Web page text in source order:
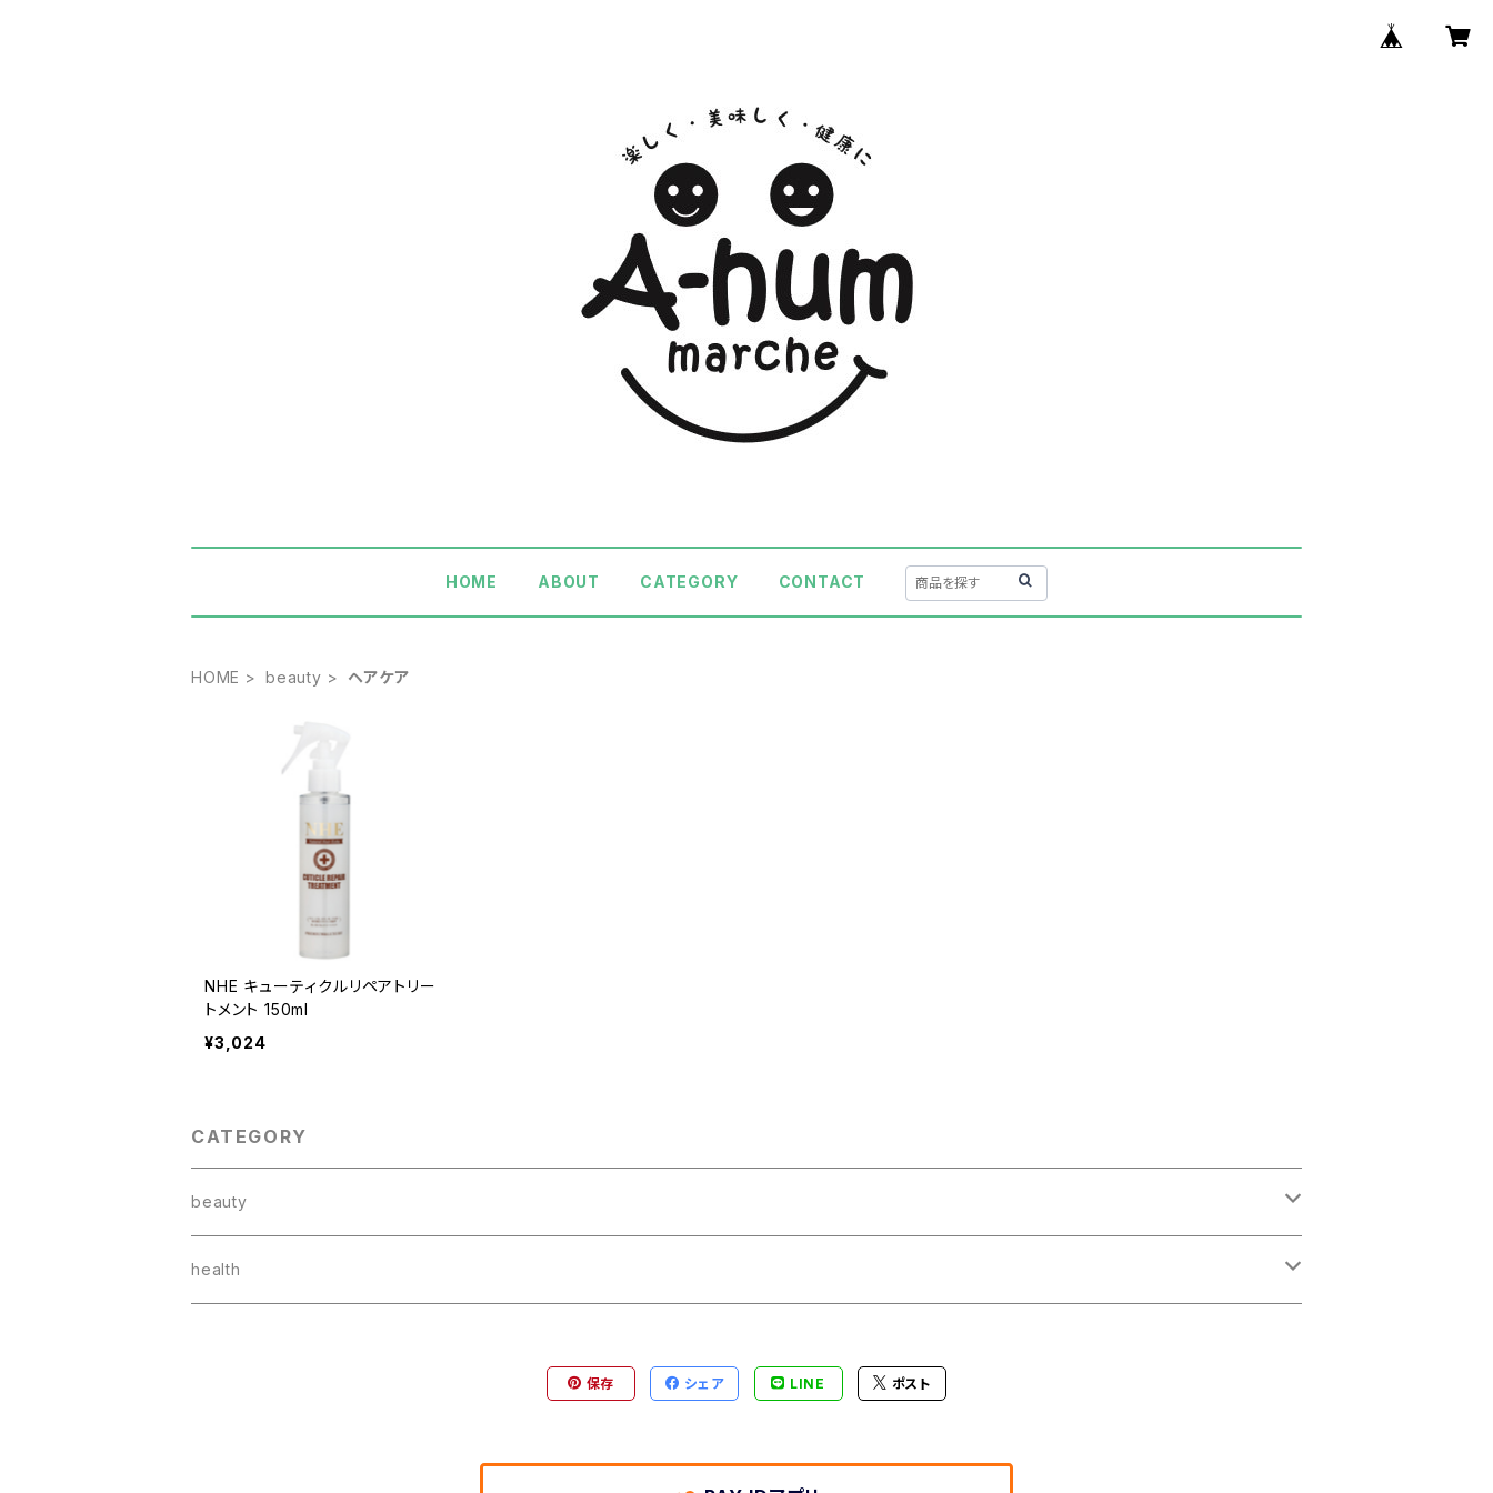
HOME ABOUT CATEGORY CONTACT
HOME beauty ヘアケア
NHE キューティクルリペアトリー
トメント 150ml
¥3,024
CATEGORY
beauty
スキンケア
health
保存 シェア LINE ポスト